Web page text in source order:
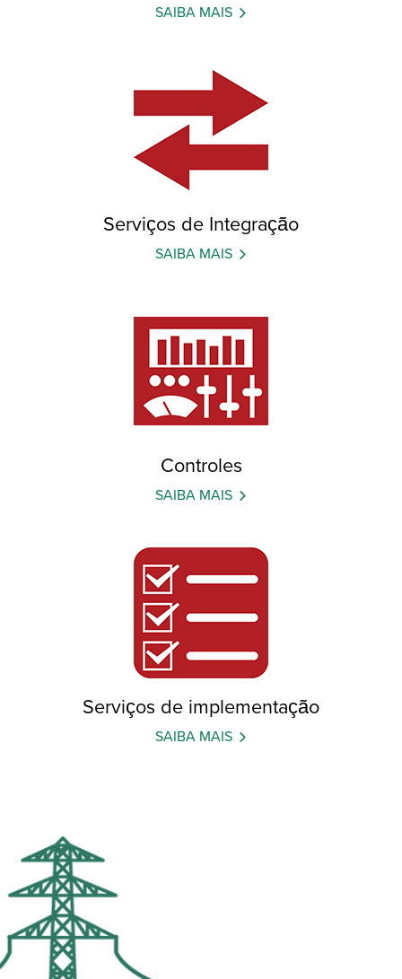
SAIBA MAIS
Serviços de Integração
SAIBA MAIS
Controles
SAIBA MAIS
Serviços de implementação
SAIBA MAIS